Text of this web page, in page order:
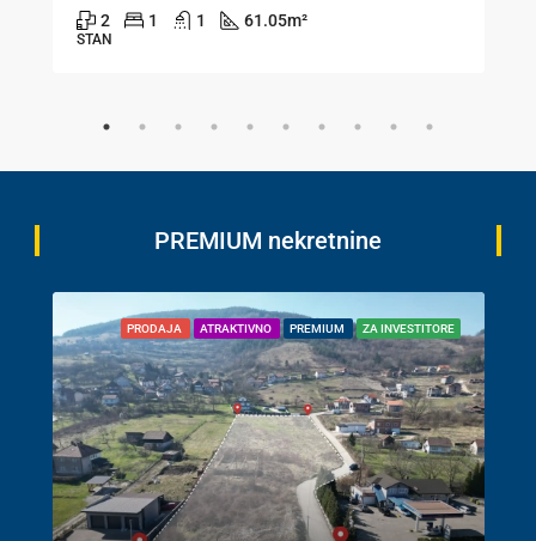
2 1 1 61.05m²
STAN
PREMIUM nekretnine
PRODAJA ATRAKTIVNO PREMIUM ZA INVESTITORE